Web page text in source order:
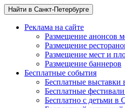
Найти в Санкт-Петербурге
Реклама на сайте
Размещение анонсов
Размещение
Размещение мест и
Размещение баннеров
Бесплатные события
Бесплатные выставки
Бесплатные
Бесплатно с детьми в